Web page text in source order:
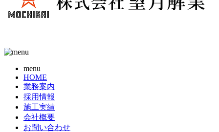
menu
HOME
業務案内
採用情報
施工実績
会社概要
お問い合わせ